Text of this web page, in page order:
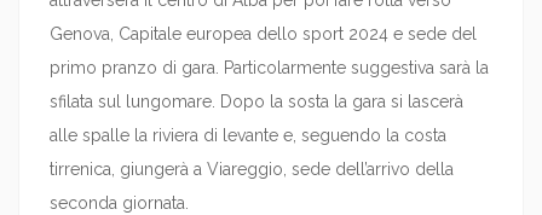
Genova, Capitale europea dello sport 2024 e sede del
primo pranzo di gara. Particolarmente suggestiva sarà la
sfilata sul lungomare. Dopo la sosta la gara si lascerà
alle spalle la riviera di levante e, seguendo la costa
tirrenica, giungerà a Viareggio, sede dell’arrivo della
seconda giornata.